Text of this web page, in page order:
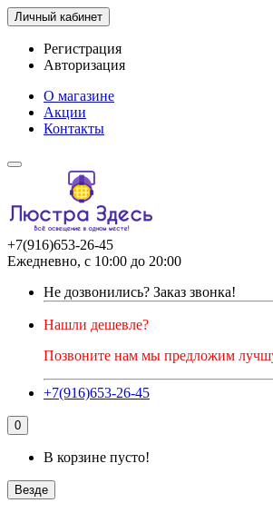
Личный кабинет
Регистрация
Авторизация
О магазине
Акции
Контакты
+7(916)653-26-45
Ежедневно, с 10:00 до 20:00
Не дозвонились? Заказ звонка!
Нашли дешевле?
Позвоните нам мы предложим
+7(916)653-26-45
0
В корзине пусто!
Везде